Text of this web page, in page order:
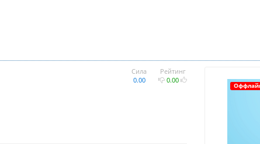
Рейтинг
0.00
Сила
0.00